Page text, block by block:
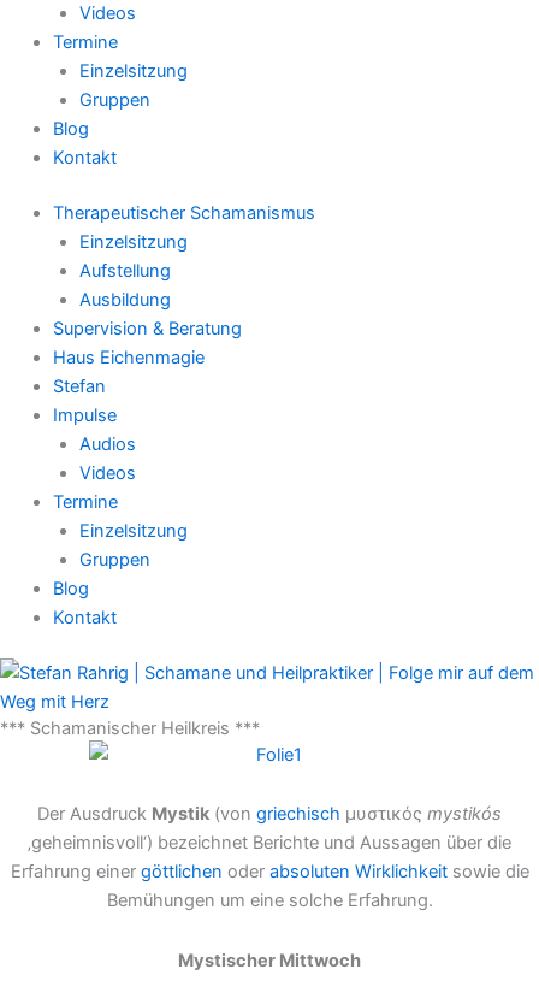
Videos
Termine
Einzelsitzung
Gruppen
Blog
Kontakt
Therapeutischer Schamanismus
Einzelsitzung
Aufstellung
Ausbildung
Supervision & Beratung
Haus Eichenmagie
Stefan
Impulse
Audios
Videos
Termine
Einzelsitzung
Gruppen
Blog
Kontakt
*** Schamanischer Heilkreis ***
Der Ausdruck Mystik (von griechisch μυστικός mystikós
‚geheimnisvoll‘) bezeichnet Berichte und Aussagen über die
Erfahrung einer göttlichen oder absoluten Wirklichkeitsowie die
Bemühungen um eine solche Erfahrung.
Mystischer Mittwoch